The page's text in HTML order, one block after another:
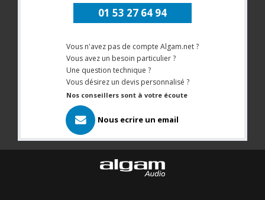
01 53 27 64 94
Vous n'avez pas de compte Algam.net ?
Vous avez un besoin particulier ?
Une question technique ?
Vous désirez un devis personnalisé ?
Nos conseillers sont à votre écoute
Nous ecrire un email